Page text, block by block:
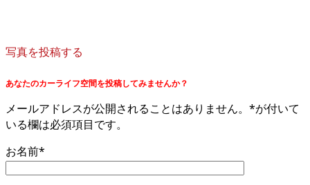
写真を投稿する
あなたのカーライフ空間を投稿してみませんか？
メールアドレスが公開されることはありません。*が付いて
いる欄は必須項目です。
お名前*